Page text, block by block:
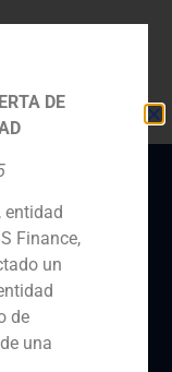
de
DE
entidad
Finance,
un
de
una